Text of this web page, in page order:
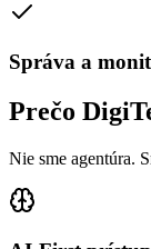
Správa a
Prečo
Nie sme agentúra.